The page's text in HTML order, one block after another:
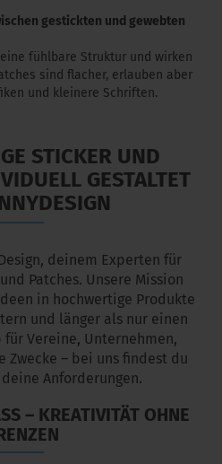
gestickten und gewebten
fühlbare Struktur und wirken
sind flacher, erlauben aber
und kleinere Schriften.
STICKER UND
GESTALTET
deinem Experten für
Patches. Unsere Mission
in hochwertige Produkte
und länger als nur einen
Vereine, Unternehmen,
– bei uns findest du
Anforderungen.
– KREATIVITÄT OHNE G